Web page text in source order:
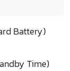
Battery)
Time)